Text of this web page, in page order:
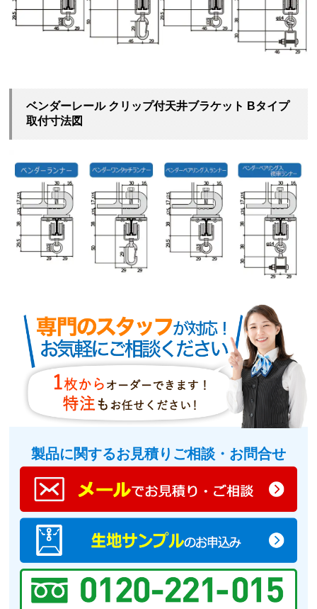
ベンダーレール クリップ付天井ブラケット Bタイプ
取付寸法図
製品に関するお見積りご相談・お問合せ